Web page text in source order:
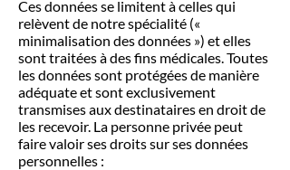
Ces données se limitent à celles qui
relèvent de notre spécialité («
minimalisation des données ») et elles
sont traitées à des fins médicales. Toutes
les données sont protégées de manière
adéquate et sont exclusivement
transmises aux destinataires en droit de
les recevoir. La personne privée peut
faire valoir ses droits sur ses données
personnelles :